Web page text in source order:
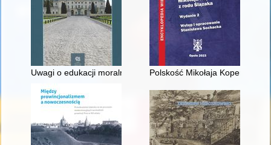
Uwagi o edukacji moralnej synów szlacheckich w XVI-
Polskość Mikołaja Kopernika z